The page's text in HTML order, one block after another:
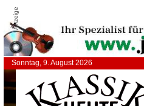
Anzeige
Sonntag, 9. August 2026